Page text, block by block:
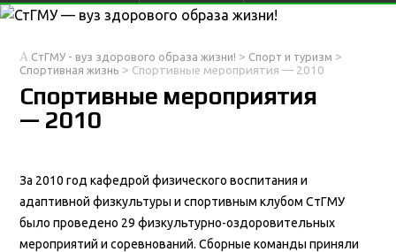
СтГМУ - вуз здорового образа жизни! > Спорт и туризм >
Спортивная жизнь > Спортивные мероприятия — 2010
Спортивные мероприятия
— 2010
За 2010 год кафедрой физического воспитания и
адаптивной физкультуры и спортивным клубом СтГМУ
было проведено 29 физкультурно-оздоровительных
мероприятий и соревнований. Сборные команды приняли